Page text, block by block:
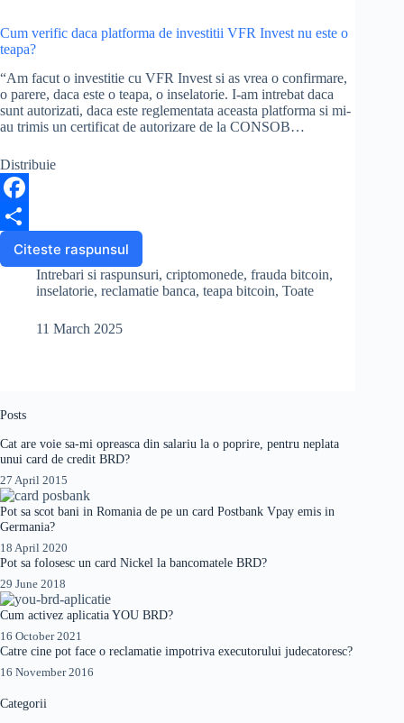
Cum verific daca platforma de investitii VFR Invest nu este o
teapa?
“Am facut o investitie cu VFR Invest si as vrea o confirmare,
o parere, daca este o teapa, o inselatorie. I-am intrebat daca
sunt autorizati, daca este reglementata aceasta platforma si mi-
au trimis un certificat de autorizare de la CONSOB…
Distribuie
F
k
Citeste raspunsul
Cum
verific
daca
de
teapa?
Intrebari si raspunsuri, criptomonede, frauda bitcoin,
inselatorie, reclamatie banca, teapa bitcoin, Toate
11 March 2025
Posts
Cat are voie sa-mi opreasca din salariu la o poprire, pentru neplata
unui card de credit BRD?
27 April 2015
Pot sa scot bani in Romania de pe un card Postbank Vpay emis in
Germania?
18 April 2020
Pot sa folosesc un card Nickel la bancomatele BRD?
29 June 2018
Cum activez aplicatia YOU BRD?
16 October 2021
Catre cine pot face o reclamatie impotriva executorului judecatoresc?
16 November 2016
Categorii